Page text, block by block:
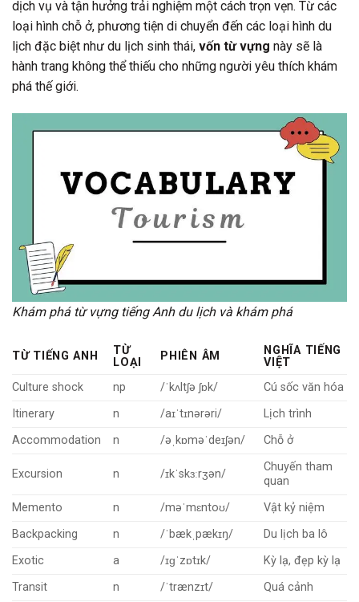
dịch vụ và tận hưởng trải nghiệm một cách trọn vẹn. Từ các
loại hình chỗ ở, phương tiện di chuyển đến các loại hình du
lịch đặc biệt như du lịch sinh thái, vốn từ vựng này sẽ là
hành trang không thể thiếu cho những người yêu thích khám
phá thế giới.
Khám phá từ vựng tiếng Anh du lịch và khám phá
TỪ TIẾNG ANH
TỪ
LOẠI
PHIÊN ÂM
NGHĨA TIẾNG
VIỆT
Culture shock
np /ˈkʌltʃə ʃɒk/
Cú sốc văn hóa
Itinerary
n /aɪˈtɪnərəri/
Lịch trình
Accommodation
n /əˌkɒməˈdeɪʃən/ Chỗ ở
Excursion n /ɪkˈskɜːrʒən/
Chuyến tham
quan
Memento
n /məˈmɛntoʊ/
Vật kỷ niệm
Backpacking
n /ˈbækˌpækɪŋ/
Du lịch ba lô
Exotic
a /ɪɡˈzɒtɪk/
Kỳ lạ, đẹp kỳ lạ
Transit
n /ˈtrænzɪt/
Quá cảnh